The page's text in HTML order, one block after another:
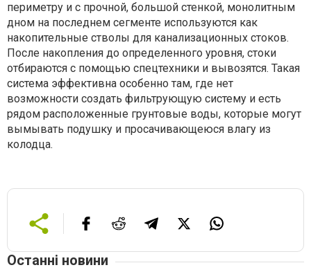
периметру и с прочной, большой стенкой, монолитным
дном на последнем сегменте используются как
накопительные стволы для канализационных стоков.
После накопления до определенного уровня, стоки
отбираются с помощью спецтехники и вывозятся. Такая
система эффективна особенно там, где нет
возможности создать фильтрующую систему и есть
рядом расположенные грунтовые воды, которые могут
вымывать подушку и просачивающеюся влагу из
колодца.
Останні новини